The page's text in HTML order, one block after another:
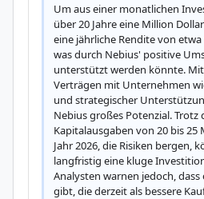
Um aus einer monatlichen
über 20 Jahre eine Million
eine jährliche Rendite von
was durch Nebius' positive
unterstützt werden könnte.
Verträgen mit Unternehmen
und strategischer
Nebius großes Potenzial. Trotz
Kapitalausgaben von 20 bis 25
Jahr 2026, die Risiken bergen,
langfristig eine kluge
Analysten warnen jedoch, dass
gibt, die derzeit als bessere